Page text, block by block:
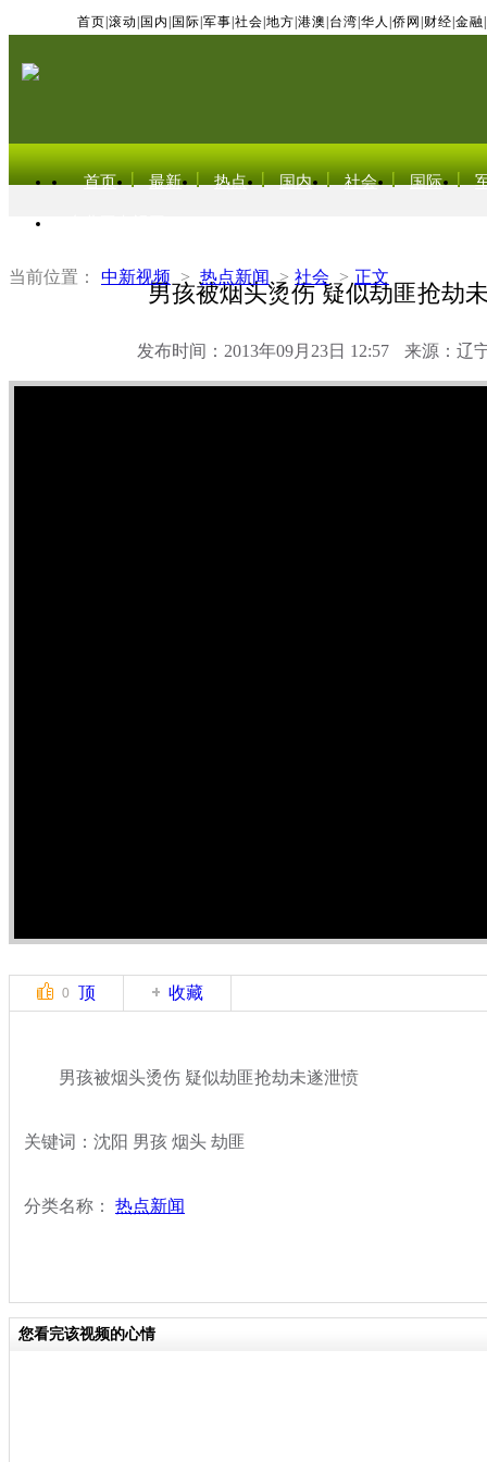
首页 滚动 国内 国际 军事 社会 地方 港澳 台湾 华人 侨网 财经 金融
首页 最新 热点 国内 社会 国际
当前位置： 中新视频 > 热点新闻 > 社会 > 正文
男孩被烟头烫伤 疑似劫匪抢劫
发布时间：2013年09月23日 12:57 来源：辽
0 顶 收藏
男孩被烟头烫伤 疑似劫匪抢劫未遂泄愤
关键词：沈阳 男孩 烟头 劫匪
分类名称： 热点新闻
您看完该视频的心情